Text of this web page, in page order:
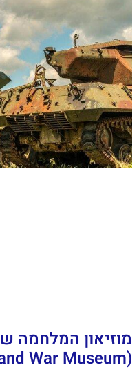
מוזיאון המלחמה
(Homeland War Museum)